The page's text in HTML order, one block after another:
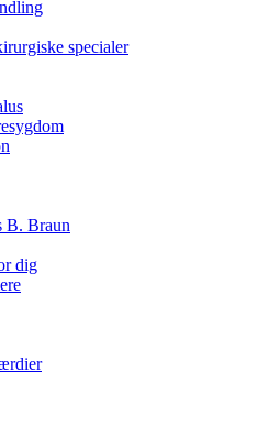
specialer
B. Braun
dig